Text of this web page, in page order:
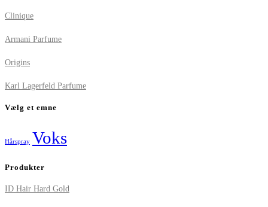
Clinique
Armani Parfume
Origins
Karl Lagerfeld Parfume
Vælg et emne
Hårspray Voks
Produkter
ID Hair Hard Gold